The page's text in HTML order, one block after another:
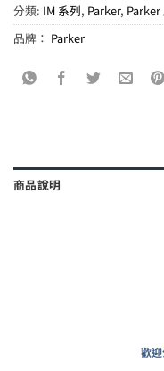
分類: IM 系列, Parker,
品牌： Parker
商品說明
歡